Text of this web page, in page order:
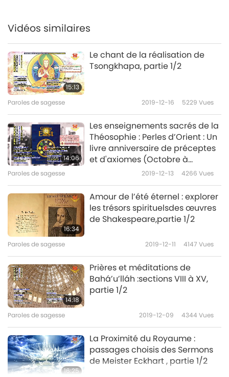
Vidéos similaires
15:13
Le chant de la réalisation de
Tsongkhapa, partie 1/2
Paroles de sagesse 2019-12-16 5229 Vues
14:06
Les enseignements sacrés de la
Théosophie : Perles d’Orient : Un
livre anniversaire de préceptes
et d'axiomes (Octobre à
décembre), partie 1/2
Paroles de sagesse 2019-12-13 4266 Vues
16:34
Amour de l’été éternel : explorer
les trésors spirituelsdes œuvres
de Shakespeare,partie 1/2
Paroles de sagesse 2019-12-11 4147 Vues
14:18
Prières et méditations de
Bahá’u’lláh :sections VIII à XV,
partie 1/2
Paroles de sagesse 2019-12-09 4344 Vues
16:25
La Proximité du Royaume :
passages choisis des Sermons
de Meister Eckhart , partie 1/2